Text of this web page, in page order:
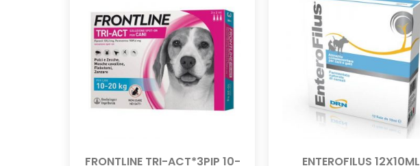
FRONTLINE TRI-ACT*3PIP 10-
ENTEROFILUS 12X10ML